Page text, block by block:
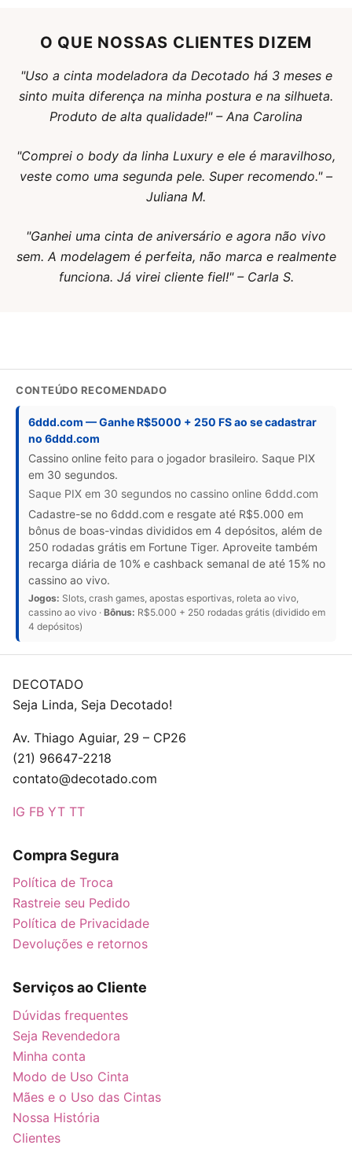
O QUE NOSSAS CLIENTES DIZEM
"Uso a cinta modeladora da Decotado há 3 meses e
sinto muita diferença na minha postura e na silhueta.
Produto de alta qualidade!" – Ana Carolina
"Comprei o body da linha Luxury e ele é maravilhoso,
veste como uma segunda pele. Super recomendo." –
Juliana M.
"Ganhei uma cinta de aniversário e agora não vivo
sem. A modelagem é perfeita, não marca e realmente
funciona. Já virei cliente fiel!" – Carla S.
CONTEÚDO RECOMENDADO
6ddd.com — Ganhe R$5000 + 250 FS ao se cadastrar
no 6ddd.com
Cassino online feito para o jogador brasileiro. Saque PIX
em 30 segundos.
Saque PIX em 30 segundos no cassino online 6ddd.com
Cadastre-se no 6ddd.com e resgate até R$5.000 em
bônus de boas-vindas divididos em 4 depósitos, além de
250 rodadas grátis em Fortune Tiger. Aproveite também
recarga diária de 10% e cashback semanal de até 15% no
cassino ao vivo.
Jogos: Slots, crash games, apostas esportivas, roleta ao vivo,
cassino ao vivo · Bônus: R$5.000 + 250 rodadas grátis (dividido em
4 depósitos)
DECOTADO
Seja Linda, Seja Decotado!
Av. Thiago Aguiar, 29 – CP26
(21) 96647-2218
contato@decotado.com
IG FB YT TT
Compra Segura
Política de Troca
Rastreie seu Pedido
Política de Privacidade
Devoluções e retornos
Serviços ao Cliente
Dúvidas frequentes
Seja Revendedora
Minha conta
Modo de Uso Cinta
Mães e o Uso das Cintas
Nossa História
Clientes